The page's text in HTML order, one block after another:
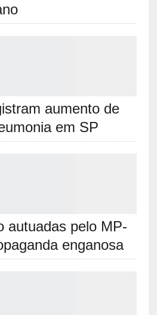
aumento de
em SP
autuadas pelo MP-
enganosa